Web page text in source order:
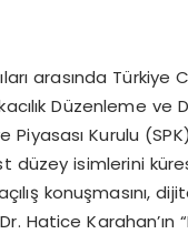
arasında Türkiye
Düzenleme
Piyasası Kurulu
düzey isimlerini
konuşmasını,
Hatice Karahan’ın